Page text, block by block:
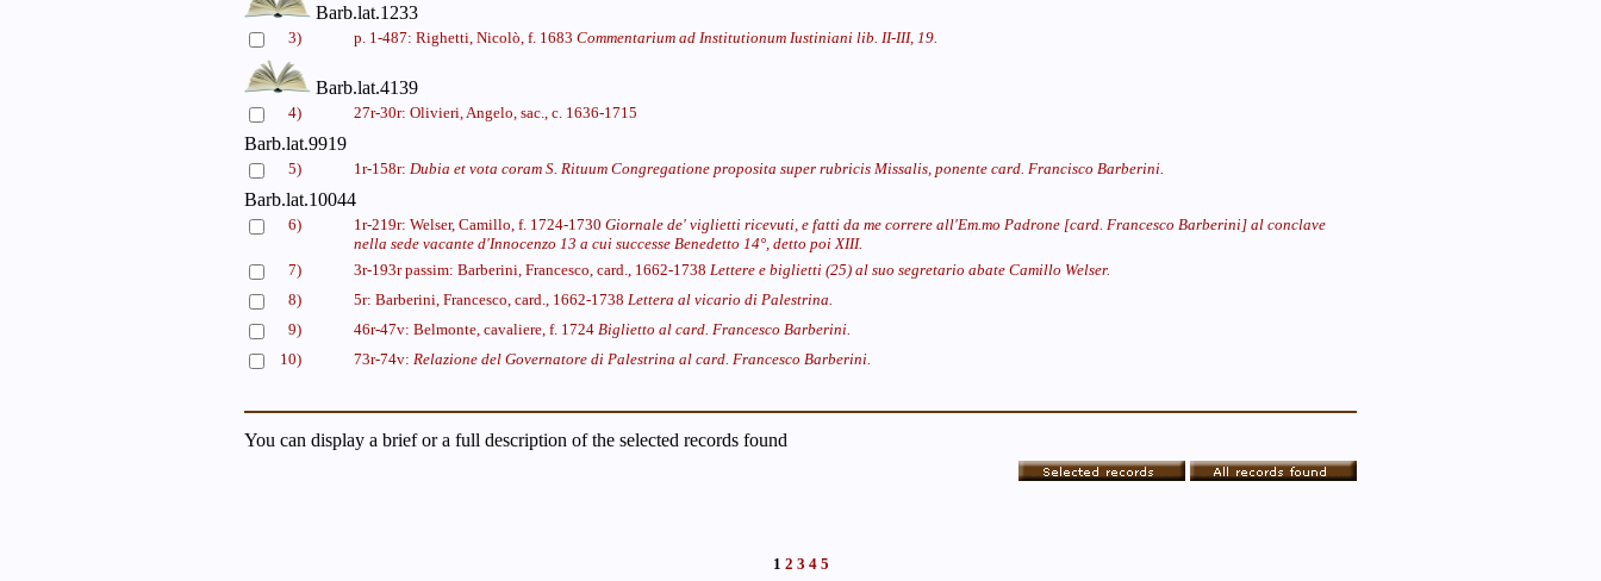
Barb.lat.1233
3) p. 1-487: Righetti, Nicolò, f. 1683 Commentarium ad Institutionum Iustiniani lib. II-III, 19.
Barb.lat.4139
4) 27r-30r: Olivieri, Angelo, sac., c. 1636-1715
Barb.lat.9919
5) 1r-158r: Dubia et vota coram S. Rituum Congregatione proposita super rubricis Missalis, ponente card. Francisco Barberini.
Barb.lat.10044
6) 1r-219r: Welser, Camillo, f. 1724-1730 Giornale de' viglietti ricevuti, e fatti da me correre all'Em.mo Padrone [card. Francesco Barberini] al conclave
nella sede vacante d'Innocenzo 13 a cui successe Benedetto 14°, detto poi XIII.
7)
3r-193r passim: Barberini, Francesco, card., 1662-1738 Lettere e biglietti (25) al suo segretario abate Camillo Welser.
8)
5r: Barberini, Francesco, card., 1662-1738 Lettera al vicario di Palestrina.
9)
46r-47v: Belmonte, cavaliere, f. 1724 Biglietto al card. Francesco Barberini.
10)
73r-74v: Relazione del Governatore di Palestrina al card. Francesco Barberini.
You can display a brief or a full description of the selected records found
1 2 3 4 5